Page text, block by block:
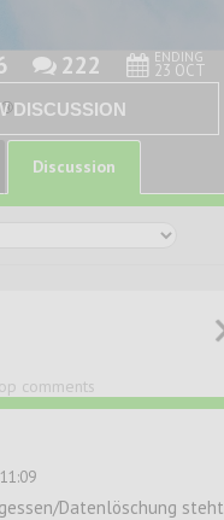
222 ENDING
23 OCT
DISCUSSION
Discussion
und
comments
Datenlöschung steht